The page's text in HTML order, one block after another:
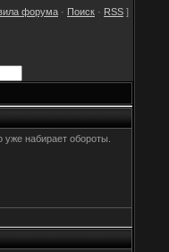
форума · Поиск · RSS ]
набирает обороты.